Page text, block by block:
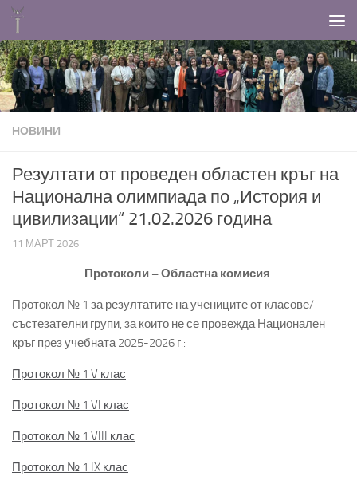
НОВИНИ
Резултати от проведен областен кръг на
Национална олимпиада по „История и
цивилизации“ 21.02.2026 година
11 МАРТ 2026
Протоколи – Областна комисия
Протокол № 1 за резултатите на учениците от класове/
състезателни групи, за които не се провежда Национален
кръг през учебната 2025-2026 г.:
Протокол № 1 V клас
Протокол № 1 VI клас
Протокол № 1 VIII клас
Протокол № 1 IX клас